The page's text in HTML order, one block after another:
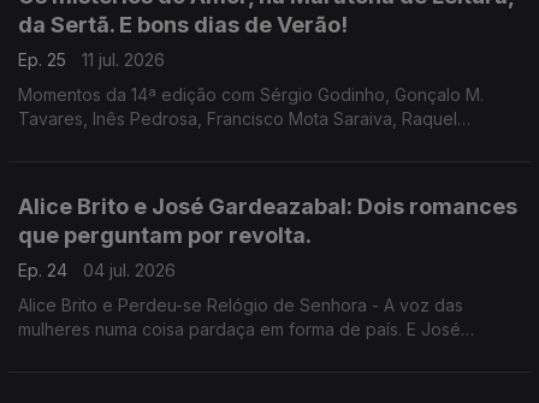
da Sertã. E bons dias de Verão!
Ep. 25
11 jul. 2026
Momentos da 14ª edição com Sérgio Godinho, Gonçalo M.
Tavares, Inês Pedrosa, Francisco Mota Saraiva, Raquel
Alice Brito e José Gardeazabal: Dois romances
que perguntam por revolta.
Ep. 24
04 jul. 2026
Alice Brito e Perdeu-se Relógio de Senhora - A voz das
mulheres numa coisa pardaça em forma de país. E José